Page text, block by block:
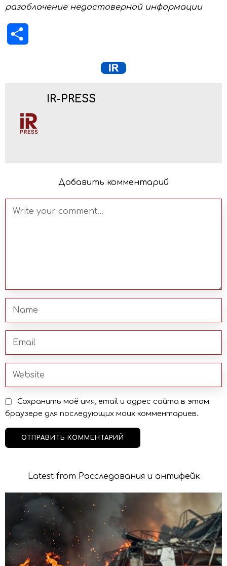
разоблачение недостоверной информации
IR-PRESS
Добавить комментарий
Сохранить моё имя, email и адрес сайта в этом
браузере для последующих моих комментариев.
Latest from Расследования и антифейк